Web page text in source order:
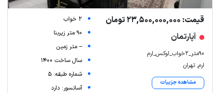
قیمت: 23,500,000,000 تومان
آپارتمان
۹۰متر_۲خواب_لوکس_ارم
ارم, تهران
مشاهده جزییات
2 خواب
90 متر زیربنا
-- متر زمین
سال ساخت 1400
شماره طبقه: 5
آسانسور: دارد